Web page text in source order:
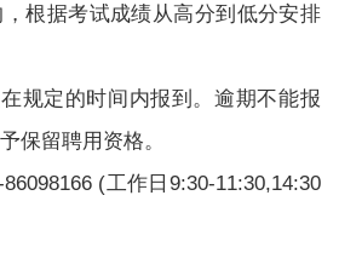
根据考试成绩从高分到低分安排
规定的时间内报到。逾期不能报
保留聘用资格。
(工作日9:30-11:30,14:30